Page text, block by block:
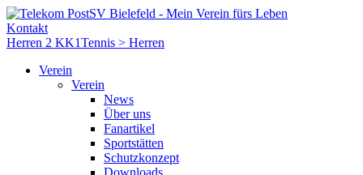
Kontakt
Herren 2 KK1Tennis > Herren
Verein
Verein
News
Über uns
Fanartikel
Sportstätten
Schutzkonzept
Downloads